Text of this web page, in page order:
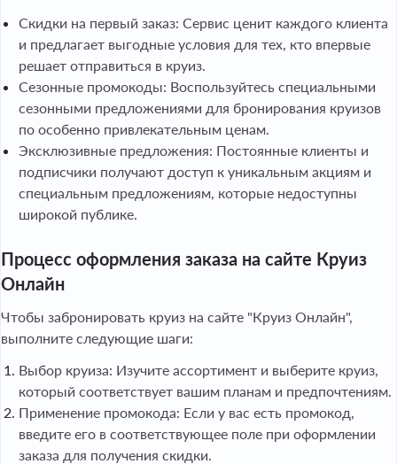
Скидки на первый заказ: Сервис ценит каждого клиента
и предлагает выгодные условия для тех, кто впервые
решает отправиться в круиз.
Сезонные промокоды: Воспользуйтесь специальными
сезонными предложениями для бронирования круизов
по особенно привлекательным ценам.
Эксклюзивные предложения: Постоянные клиенты и
подписчики получают доступ к уникальным акциям и
специальным предложениям, которые недоступны
широкой публике.
Процесс оформления заказа на сайте Круиз
Онлайн
Чтобы забронировать круиз на сайте "Круиз Онлайн",
выполните следующие шаги:
Выбор круиза: Изучите ассортимент и выберите круиз,
который соответствует вашим планам и предпочтениям.
Применение промокода: Если у вас есть промокод,
введите его в соответствующее поле при оформлении
заказа для получения скидки.